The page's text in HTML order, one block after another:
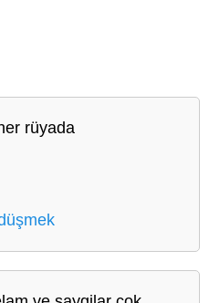
rüyada